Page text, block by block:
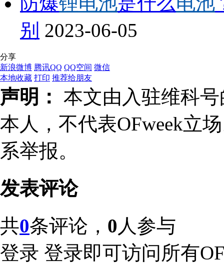
别 2023-06-05
分享
新浪微博 腾讯QQ QQ空间 微信
本地收藏 打印 推荐给朋友
声明： 本文由入驻维科
本人，不代表OFweek立
系举报。
发表评论
共0条评论， 0 人参与
登录 登录即可访问所有